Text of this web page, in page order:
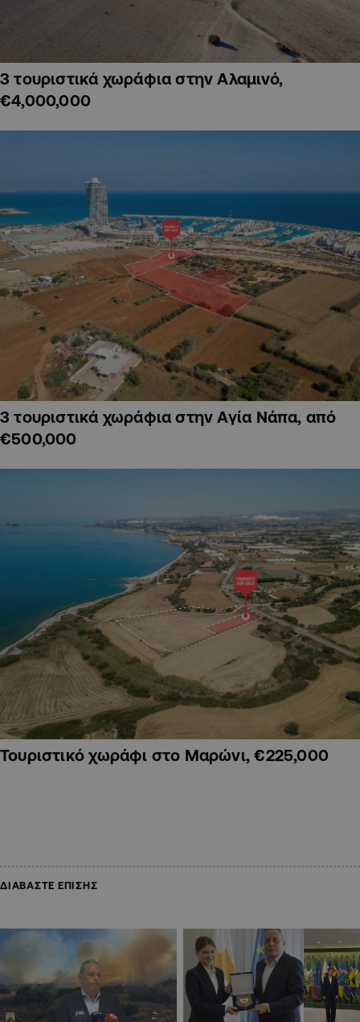
3 τουριστικά χωράφια στην Αλαμινό,
€4,000,000
3 τουριστικά χωράφια στην Αγία Νάπα, από
€500,000
Τουριστικό χωράφι στο Μαρώνι, €225,000
ΔΙΑΒΑΣΤΕ ΕΠΙΣΗΣ